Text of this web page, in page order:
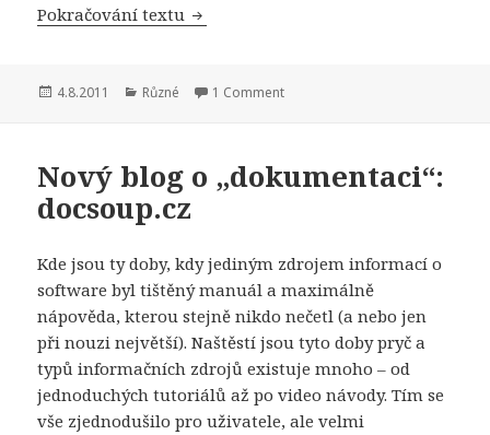
Pokračování textu Přehled změn ve FlexiBee REST API v
Publikováno:
4.8.2011 Rubriky:
Různé 1 Comment
Nový blog o „dokumentaci“:
docsoup.cz
Kde jsou ty doby, kdy jediným zdrojem informací o
software byl tištěný manuál a maximálně
nápověda, kterou stejně nikdo nečetl (a nebo jen
při nouzi největší). Naštěstí jsou tyto doby pryč a
typů informačních zdrojů existuje mnoho – od
jednoduchých tutoriálů až po video návody. Tím se
vše zjednodušilo pro uživatele, ale velmi